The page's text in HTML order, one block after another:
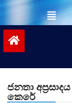
ජනතා
කෙරේ